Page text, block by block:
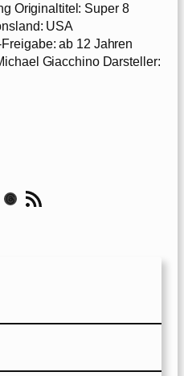
Originaltitel: Super 8
USA
ab 12 Jahren
Giacchino Darsteller:
Threads RSS-Feed